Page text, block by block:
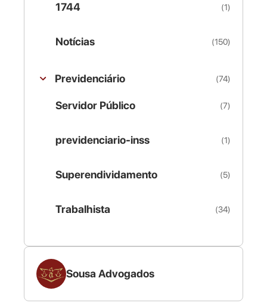
1744 (1)
Notícias (150)
Previdenciário (74)
Servidor Público (7)
previdenciario-inss (1)
Superendividamento (5)
Trabalhista (34)
Sousa Advogados